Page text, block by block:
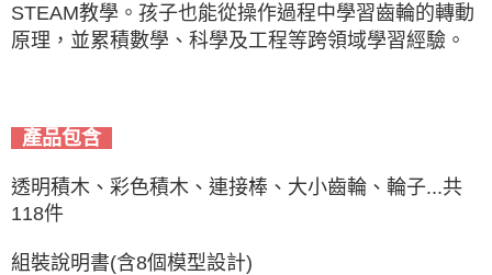
STEAM教學。孩子也能從操作過程中學習齒輪的轉動
原理，並累積數學、科學及工程等跨領域學習經驗。
產品包含
透明積木、彩色積木、連接棒、大小齒輪、輪子...共
118件
組裝說明書(含8個模型設計)